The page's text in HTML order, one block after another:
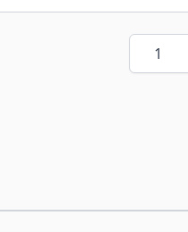
Quantité